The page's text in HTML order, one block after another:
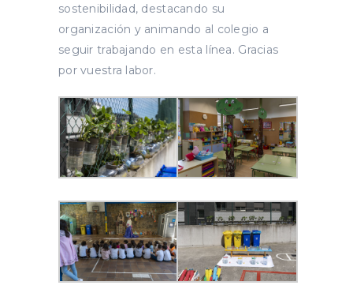
sostenibilidad, destacando su
organización y animando al colegio a
seguir trabajando en esta línea. Gracias
por vuestra labor.